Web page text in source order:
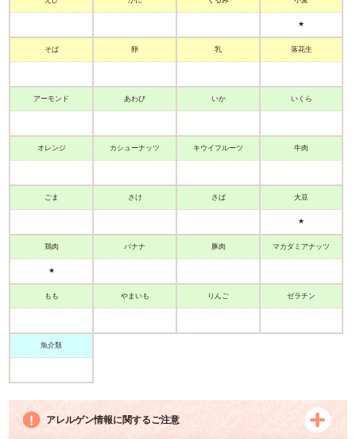
★
そば 卵 乳 落花生
アーモンド あわび いか いくら
オレンジ カシューナッツ キウイフルーツ 牛肉
ごま さけ さば 大豆
★
鶏肉 バナナ 豚肉 マカダミアナッツ
★
もも まいも りんご ゼラチン
魚介類
アレルゲン情報に関するご注意